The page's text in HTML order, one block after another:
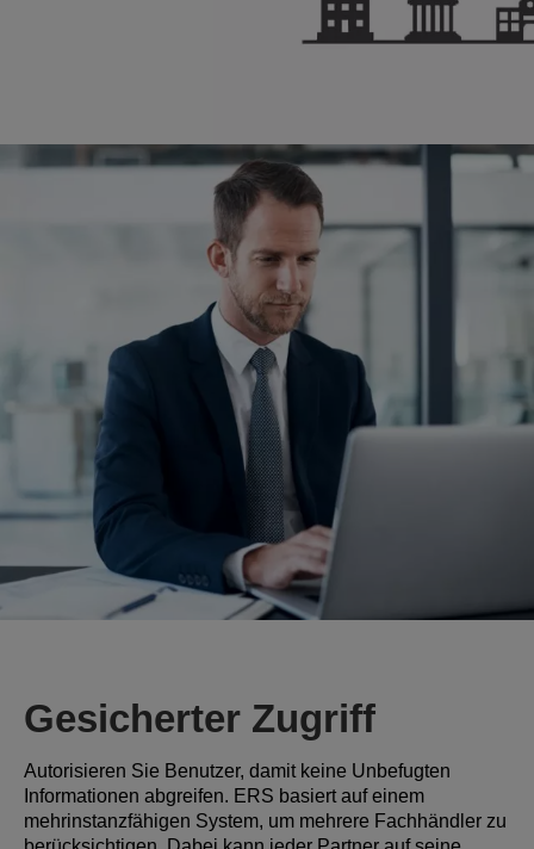
Gesicherter Zugriff
Autorisieren Sie Benutzer, damit keine Unbefugten
Informationen abgreifen. ERS basiert auf einem
mehrinstanzfähigen System, um mehrere Fachhändler zu